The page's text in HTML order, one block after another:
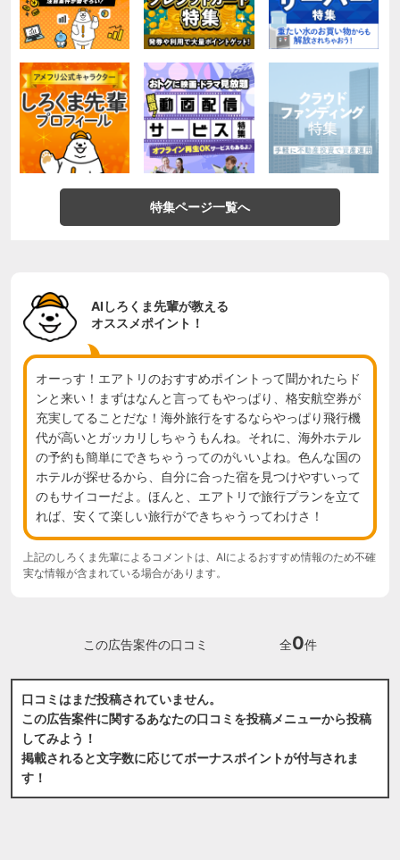
特集ページ一覧へ
AIしろくま先輩が教える
オススメポイント！
オーっす！エアトリのおすすめポイントって聞かれたらド
ンと来い！まずはなんと言ってもやっぱり、格安航空券が
充実してることだな！海外旅行をするならやっぱり飛行機
代が高いとガッカリしちゃうもんね。それに、海外ホテル
の予約も簡単にできちゃうってのがいいよね。色んな国の
ホテルが探せるから、自分に合った宿を見つけやすいって
のもサイコーだよ。ほんと、エアトリで旅行プランを立て
れば、安くて楽しい旅行ができちゃうってわけさ！
上記のしろくま先輩によるコメントは、AIによるおすすめ情報のため不確
実な情報が含まれている場合があります。
この広告案件の口コミ 全0件
口コミはまだ投稿されていません。
この広告案件に関するあなたの口コミを投稿メニューから投稿
してみよう！
掲載されると文字数に応じてボーナスポイントが付与されま
す！